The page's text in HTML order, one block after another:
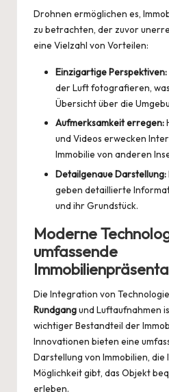
Drohnen ermöglichen es,
zu betrachten, der zuvor
eine Vielzahl von Vorteilen:
Einzigartige Perspektiven:
der Luft fotografieren,
Übersicht über die
Aufmerksamkeit erregen:
und Videos erwecken
Immobilie von anderen
Detailgenaue Darstellung:
geben detaillierte
und ihr Grundstück.
Moderne
umfassende
Die Integration von
Rundgangund Luftaufnahmen
wichtiger Bestandteil der
Innovationen bieten eine
Darstellung von Immobilien,
Möglichkeit gibt, das Objekt
erleben.